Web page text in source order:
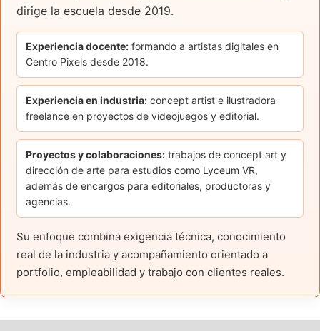
dirige la escuela desde 2019.
Experiencia docente: formando a artistas digitales en
Centro Pixels desde 2018.
Experiencia en industria: concept artist e ilustradora
freelance en proyectos de videojuegos y editorial.
Proyectos y colaboraciones: trabajos de concept art y
dirección de arte para estudios como Lyceum VR,
además de encargos para editoriales, productoras y
agencias.
Su enfoque combina exigencia técnica, conocimiento
real de la industria y acompañamiento orientado a
portfolio, empleabilidad y trabajo con clientes reales.